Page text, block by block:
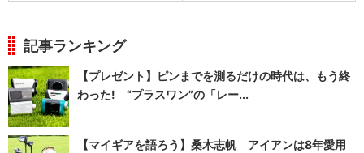
記事ランキング
【プレゼント】ピンまでを測るだけの時代は、もう終
わった! “プラスワン”の「レー...
【マイギアを語ろう】桑木志帆 アイアンは8年愛用